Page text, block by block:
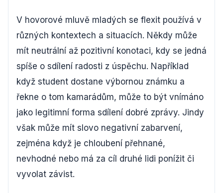
V hovorové mluvě mladých se flexit používá v
různých kontextech a situacích. Někdy může
mít neutrální až pozitivní konotaci, kdy se jedná
spíše o sdílení radosti z úspěchu. Například
když student dostane výbornou známku a
řekne o tom kamarádům, může to být vnímáno
jako legitimní forma sdílení dobré zprávy. Jindy
však může mít slovo negativní zabarvení,
zejména když je chloubení přehnané,
nevhodné nebo má za cíl druhé lidi ponížit či
vyvolat závist.